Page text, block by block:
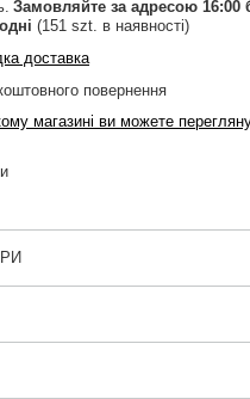
Замовляйте за адресою 16:00
(151 szt. в наявності)
доставка
повернення
магазині ви можете